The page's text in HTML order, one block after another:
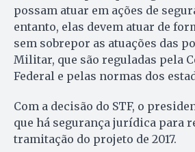
possam atuar em ações de
entanto, elas devem atuar de
sem sobrepor as atuações das
Militar, que são reguladas pela
Federal e pelas normas dos
Com a decisão do STF, o
que há segurança jurídica para
tramitação do projeto de 2017.